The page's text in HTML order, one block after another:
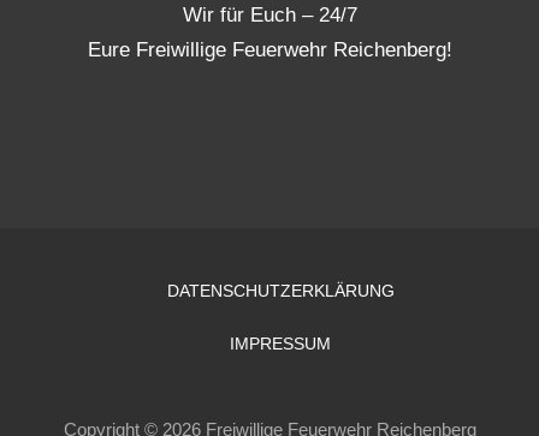
Wir für Euch – 24/7
Eure Freiwillige Feuerwehr Reichenberg!
DATENSCHUTZERKLÄRUNG
IMPRESSUM
Copyright © 2026 Freiwillige Feuerwehr Reichenberg